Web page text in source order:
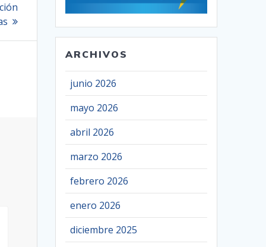
ARCHIVOS
junio 2026
mayo 2026
abril 2026
marzo 2026
febrero 2026
enero 2026
diciembre 2025